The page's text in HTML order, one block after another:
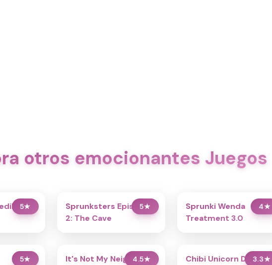
otros emocionantes Juegos
5★ 5★
Sprunksters Episode
2: The Cave
4★
Sprunki Wenda
Treatment 3.0
5★ 4.5★
It's Not My Neighbor:
3.3★
Chibi Unicorn Dress Up